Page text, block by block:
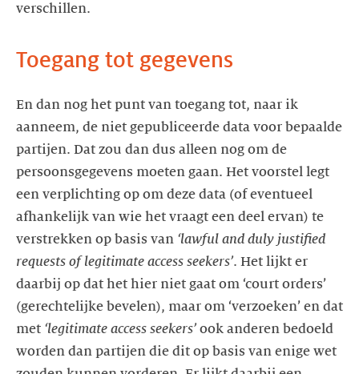
verschillen.
Toegang tot gegevens
En dan nog het punt van toegang tot, naar ik
aanneem, de niet gepubliceerde data voor bepaalde
partijen. Dat zou dan dus alleen nog om de
persoonsgegevens moeten gaan. Het voorstel legt
een verplichting op om deze data (of eventueel
afhankelijk van wie het vraagt een deel ervan) te
verstrekken op basis van ‘lawful and duly justified
requests of legitimate access seekers’. Het lijkt er
daarbij op dat het hier niet gaat om ‘court orders’
(gerechtelijke bevelen), maar om ‘verzoeken’ en dat
met ‘legitimate access seekers’ook anderen bedoeld
worden dan partijen die dit op basis van enige wet